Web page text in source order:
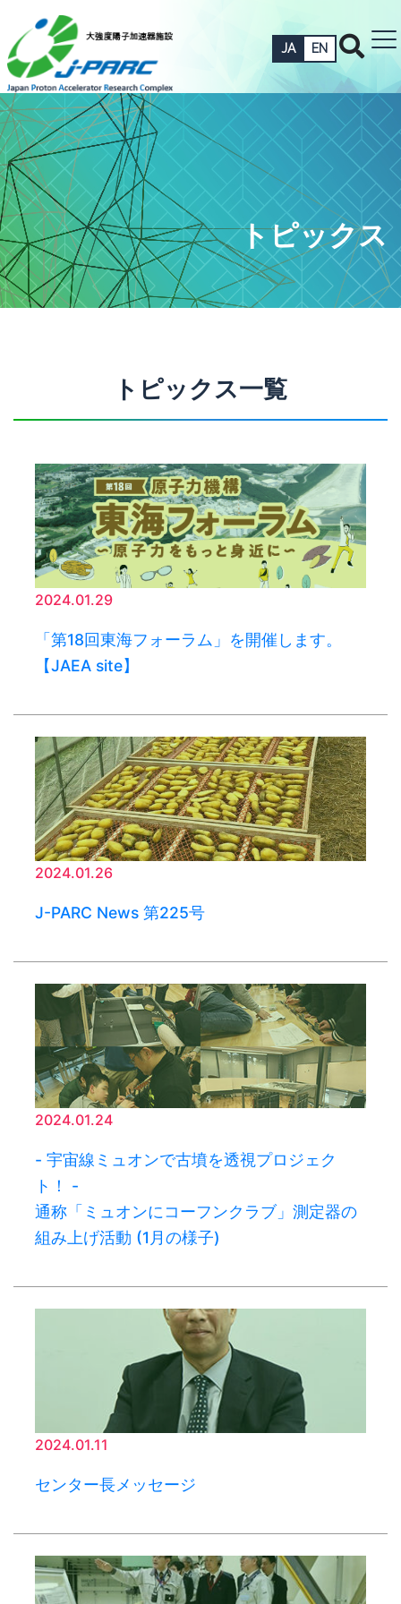
JA EN
トピックス
トピックス一覧
2024.01.29
「第18回東海フォーラム」を開催します。
【JAEA site】
2024.01.26
J-PARC News 第225号
2024.01.24
- 宇宙線ミュオンで古墳を透視プロジェク
ト！ -
通称「ミュオンにコーフンクラブ」測定器の
組み上げ活動 (1月の様子)
2024.01.11
センター長メッセージ